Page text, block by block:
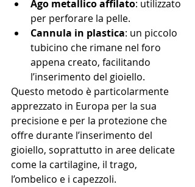
Ago metallico affilato: utilizzato
per perforare la pelle.
Cannula in plastica: un piccolo
tubicino che rimane nel foro
appena creato, facilitando
l’inserimento del gioiello.
Questo metodo è particolarmente
apprezzato in Europa per la sua
precisione e per la protezione che
offre durante l’inserimento del
gioiello, soprattutto in aree delicate
come la cartilagine, il trago,
l’ombelico e i capezzoli.